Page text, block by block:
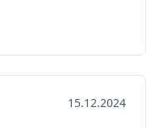
15.12.2024